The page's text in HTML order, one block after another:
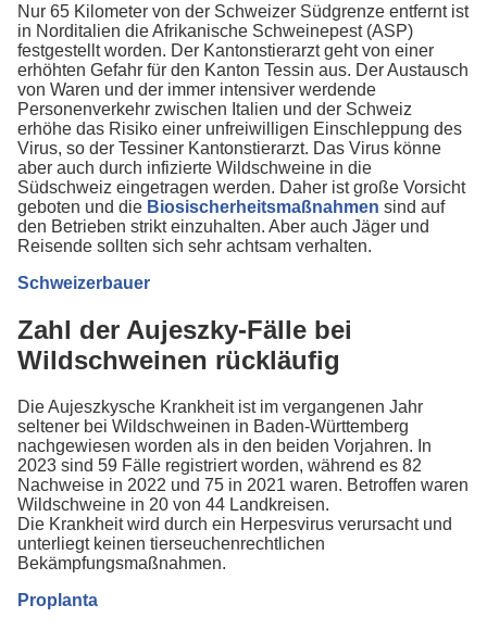
Nur 65 Kilometer von der Schweizer Südgrenze entfernt ist
in Norditalien die Afrikanische Schweinepest (ASP)
festgestellt worden. Der Kantonstierarzt geht von einer
erhöhten Gefahr für den Kanton Tessin aus. Der Austausch
von Waren und der immer intensiver werdende
Personenverkehr zwischen Italien und der Schweiz
erhöhe das Risiko einer unfreiwilligen Einschleppung des
Virus, so der Tessiner Kantonstierarzt. Das Virus könne
aber auch durch infizierte Wildschweine in die
Südschweiz eingetragen werden. Daher ist große Vorsicht
geboten und die Biosischerheitsmaßnahmen sind auf
den Betrieben strikt einzuhalten. Aber auch Jäger und
Reisende sollten sich sehr achtsam verhalten.
Schweizerbauer
Zahl der Aujeszky-Fälle bei
Wildschweinen rückläufig
Die Aujeszkysche Krankheit ist im vergangenen Jahr
seltener bei Wildschweinen in Baden-Württemberg
nachgewiesen worden als in den beiden Vorjahren. In
2023 sind 59 Fälle registriert worden, während es 82
Nachweise in 2022 und 75 in 2021 waren. Betroffen waren
Wildschweine in 20 von 44 Landkreisen.
Die Krankheit wird durch ein Herpesvirus verursacht und
unterliegt keinen tierseuchenrechtlichen
Bekämpfungsmaßnahmen.
Proplanta